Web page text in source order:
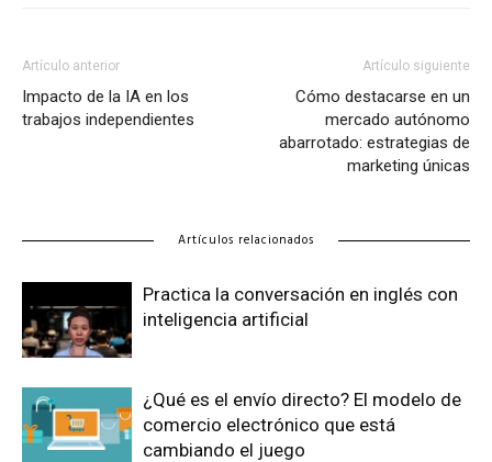
Artículo anterior
Impacto de la IA en los
trabajos independientes
Artículo siguiente
Cómo destacarse en un
mercado autónomo
abarrotado: estrategias de
marketing únicas
Artículos relacionados
Practica la conversación en inglés con
inteligencia artificial
¿Qué es el envío directo? El modelo de
comercio electrónico que está
cambiando el juego